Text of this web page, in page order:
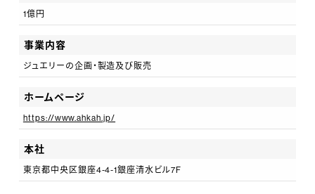
用いて、継続的に研修を実施しています。販売未経験でご
入社された新卒新入社員の方も1年後には店舗の主力戦
力になり、また、3年目で店舗責任者に抜擢される方もお
り、着実に成果を上げています。
存分に活躍いただけるよう全社を挙げてサポートします
のでご安心ください。
【AHKAHのカルチャー】
アーカーで働く社員が大切にしていることは、自身の目
1億円
事業内容
ジュエリーの企画・製造及び販売
ホームページ
https://www.ahkah.jp/
本社
東京都中央区銀座4-4-1銀座清水ビル7F